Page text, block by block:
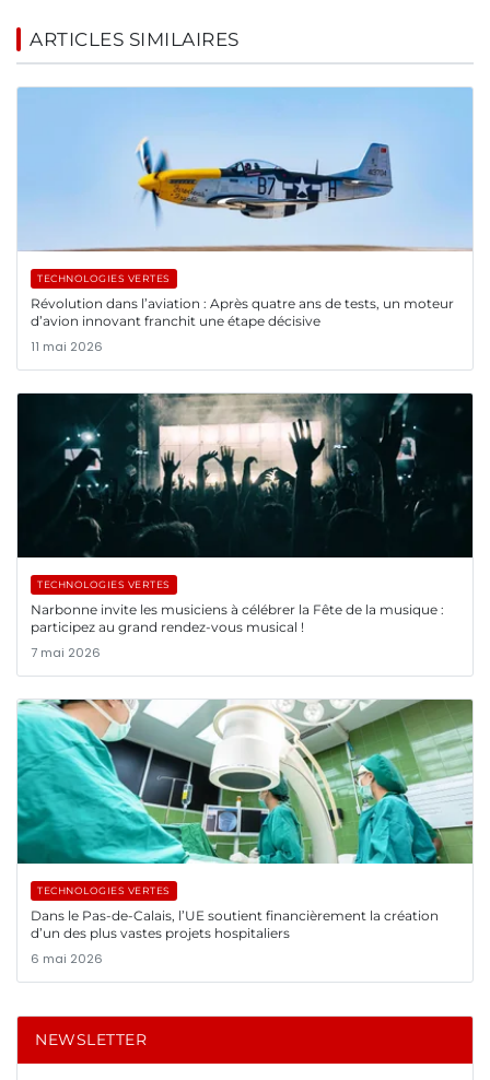
ARTICLES SIMILAIRES
TECHNOLOGIES VERTES
Révolution dans l’aviation : Après quatre ans de tests, un moteur
d’avion innovant franchit une étape décisive
11 mai 2026
TECHNOLOGIES VERTES
Narbonne invite les musiciens à célébrer la Fête de la musique :
participez au grand rendez-vous musical !
7 mai 2026
TECHNOLOGIES VERTES
Dans le Pas-de-Calais, l’UE soutient financièrement la création
d’un des plus vastes projets hospitaliers
6 mai 2026
NEWSLETTER